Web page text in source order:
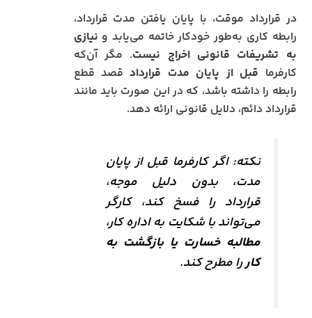
در قرارداد موقت، با پایان یافتن مدت قرارداد،
رابطه کاری به‌طور خودکار خاتمه می‌یابد و نیازی
به تشریفات قانونی اخراج نیست. مگر آن‌که
کارفرما قبل از پایان مدت قراردادقصد قطع
رابطه را داشته باشد، که در این صورت باید مانند
قرارداد دائم، دلایل قانونی ارائه دهد.
نکته: اگر کارفرما قبل از پایان
مدت، بدون دلیل موجه،
قرارداد را فسخ کند، کارگر
می‌تواند با شکایت به اداره کار،
مطالبه خسارت یا بازگشت به
کاررا مطرح کند.